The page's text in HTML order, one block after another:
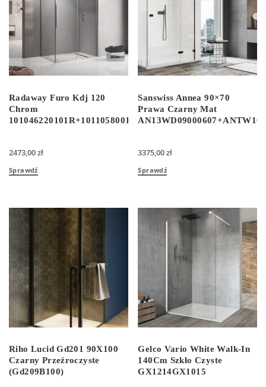
Radaway Furo Kdj 120
Chrom
101046220101R+101105800101
2473,00zł
Sprawdź
Sanswiss Annea 90×70
Prawa Czarny Mat
3375,00zł
Sprawdź
Riho Lucid Gd201 90X100
Czarny Przeźroczyste
(Gd209B100)
Gelco Vario White Walk-In
140Cm Szkło Czyste
GX1214GX1015